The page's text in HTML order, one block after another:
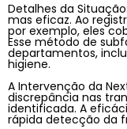
Detalhes da
mas eficaz. Ao
por exemplo, eles
Esse método de
departamentos,
higiene.
A Intervenção da
discrepância nas
identificada. A
rápida detecção da